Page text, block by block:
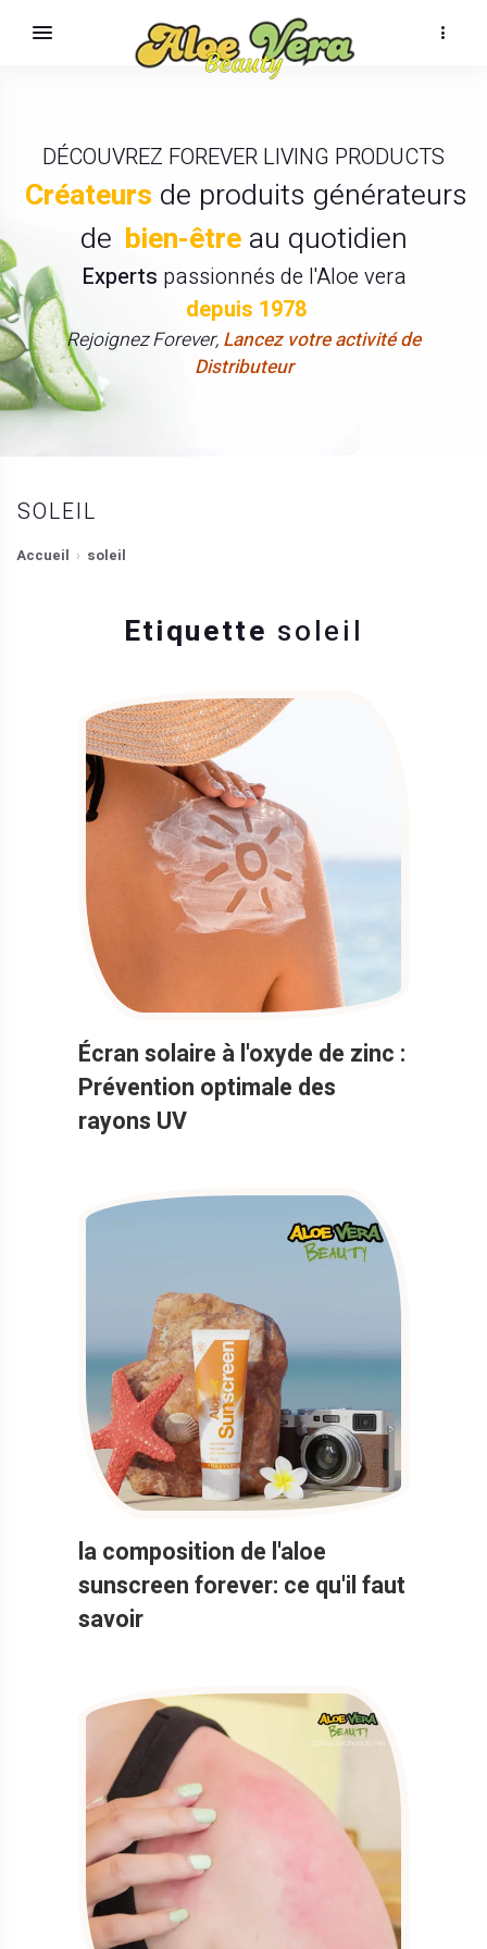
DÉCOUVREZ FOREVER LIVING PRODUCTS
Créateurs de produits générateurs
de bien-êtreau quotidien
Experts passionnés de l'Aloe vera
depuis 1978
Rejoignez Forever, Lancez votre activité de
Distributeur
SOLEIL
Accueil soleil
Etiquette soleil
Écran solaire à l'oxyde de zinc :
Prévention optimale des
rayons UV
la composition de l'aloe
sunscreen forever: ce qu'il faut
savoir